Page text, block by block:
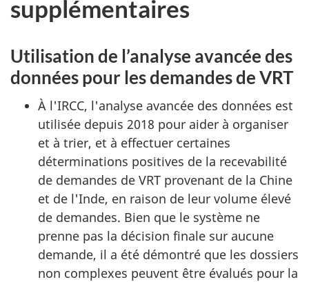
supplémentaires
Utilisation de l’analyse avancée des
données pour les demandes de VRT
À l'IRCC, l'analyse avancée des données est
utilisée depuis 2018 pour aider à organiser
et à trier, et à effectuer certaines
déterminations positives de la recevabilité
de demandes de VRT provenant de la Chine
et de l'Inde, en raison de leur volume élevé
de demandes. Bien que le système ne
prenne pas la décision finale sur aucune
demande, il a été démontré que les dossiers
non complexes peuvent être évalués pour la